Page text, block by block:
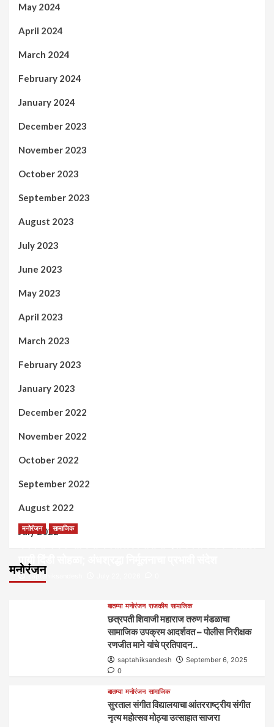
May 2024
April 2024
March 2024
February 2024
January 2024
December 2023
November 2023
October 2023
September 2023
August 2023
July 2023
June 2023
May 2023
April 2023
March 2023
February 2023
January 2023
December 2022
November 2022
October 2022
September 2022
August 2022
July 2022
मनोरंजन
मनोरंजन सामाजिक
पायी दिंडी सोहळा; अंधश्रद्धा निर्मूलनाचा प्रभावी संदेश
saptahiksandesh
बातम्या मनोरंजन राजकीय सामाजिक
छत्रपती शिवाजी महाराज तरुण मंडळाचा
सामाजिक उपक्रम आदर्शवत – पोलीस निरीक्षक
रणजीत माने यांचे प्रतिपादन..
saptahiksandesh
September 6, 2025
0
बातम्या मनोरंजन सामाजिक
सुरताल संगीत विद्यालयाचा आंतरराष्ट्रीय संगीत
नृत्य महोत्सव मोठ्या उत्साहात साजरा